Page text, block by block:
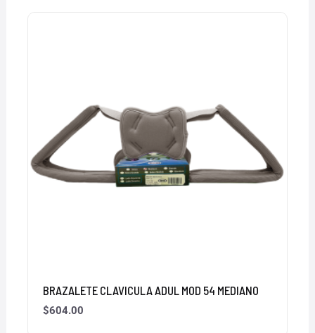
BRAZALETE CLAVICULA ADUL MOD 54 MEDIANO
$604.00